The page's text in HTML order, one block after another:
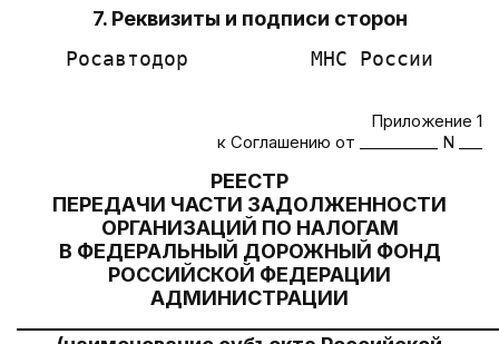
7. Реквизиты и подписи сторон
Росавтодор          МНС России
Приложение 1
к Соглашению от __________ N ___
РЕЕСТР
ПЕРЕДАЧИ ЧАСТИ ЗАДОЛЖЕННОСТИ
ОРГАНИЗАЦИЙ ПО НАЛОГАМ
В ФЕДЕРАЛЬНЫЙ ДОРОЖНЫЙ ФОНД
РОССИЙСКОЙ ФЕДЕРАЦИИ
АДМИНИСТРАЦИИ